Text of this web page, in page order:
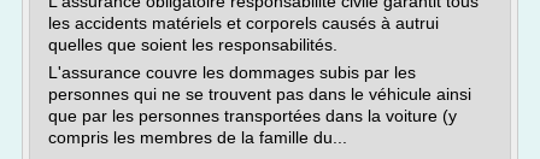
les accidents matériels et corporels causés à autrui
quelles que soient les responsabilités.
L'assurance couvre les dommages subis par les
personnes qui ne se trouvent pas dans le véhicule ainsi
que par les personnes transportées dans la voiture (y
compris les membres de la famille du...